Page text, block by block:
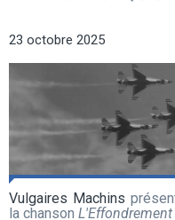
23 octobre 2025
Vulgaires Machins
la chanson